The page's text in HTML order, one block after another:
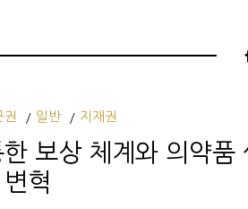
권 일반 지재권
보상 체계와 의약품
변혁